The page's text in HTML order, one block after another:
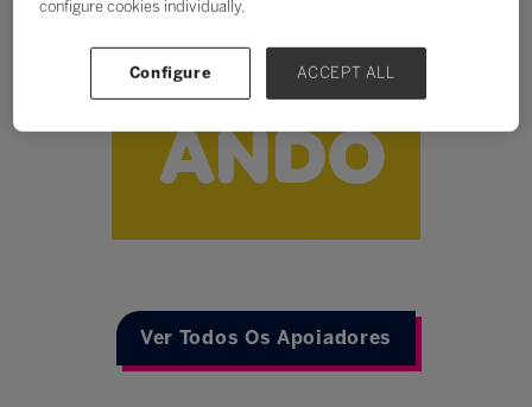
Ver Todos Os Apoiadores
configure cookies individually.
Configure ACCEPT ALL